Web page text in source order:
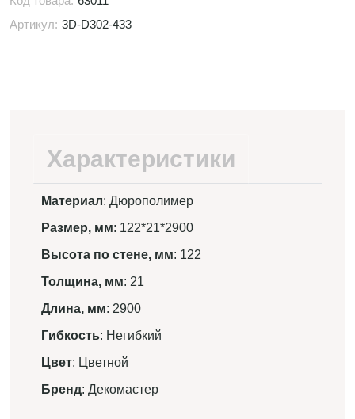
Артикул: 3D-D302-433
Характеристики
Материал: Дюрополимер
Размер, мм: 122*21*2900
Высота по стене, мм: 122
Толщина, мм: 21
Длина, мм: 2900
Гибкость: Негибкий
Цвет: Цветной
Бренд: Декомастер